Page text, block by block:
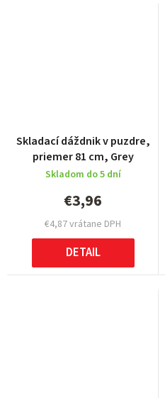
Skladací dáždnik v puzdre,
priemer 81 cm, Grey
Skladom do 5 dní
€4,87 vrátane DPH
€3,96
DETAIL